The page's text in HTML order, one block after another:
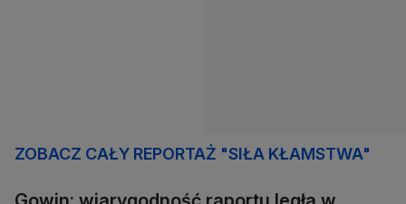
ZOBACZ CAŁY REPORTAŻ "SIŁA KŁAMSTWA"